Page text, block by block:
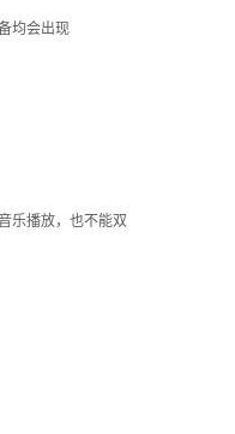
均会出现
乐播放，也不能双